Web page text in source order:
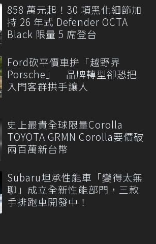
858 萬元起！30 項黑化細節加
持 26 年式 Defender OCTA
Black 限量 5 席登台
Ford砍平價車拚「越野界
Porsche」 品牌轉型卻恐把
入門客群拱手讓人
史上最貴全球限量Corolla
TOYOTA GRMN Corolla要價破
兩百萬新台幣
Subaru坦承性能車「變得太無
聊」成立全新性能部門，三款
手排跑車開發中！